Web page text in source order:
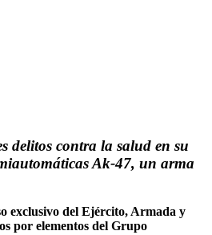
delitos contra la salud en su
Ak-47, un arma
exclusivo del Ejército, Armada y
por elementos del Grupo